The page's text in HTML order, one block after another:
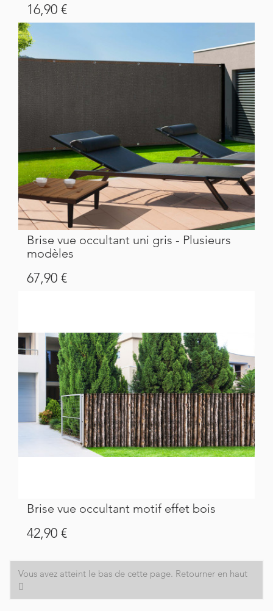
Prix
16,90 €
Brise vue occultant uni gris - Plusieurs
modèles
Prix
67,90 €
Brise vue occultant motif effet bois
Prix
42,90 €
Vous avez atteint le bas de cette page. Retourner en haut